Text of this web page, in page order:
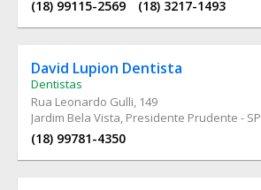
(18) 99115-2569 (18) 3217-1493
David Lupion Dentista
Dentistas
Rua Leonardo Gulli, 149
Jardim Bela Vista, Presidente Prudente - SP
(18) 99781-4350